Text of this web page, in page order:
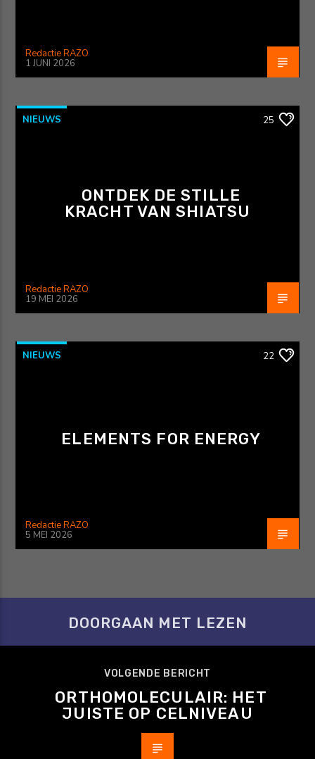
Redactie RAZO
1 JUNI 2026
NIEUWS 25
ONTDEK DE STILLE
KRACHT VAN SHIATSU
Redactie RAZO
19 MEI 2026
NIEUWS 22
ELEMENTS FOR ENERGY
Redactie RAZO
5 MEI 2026
DOORGAAN MET LEZEN
VOLGENDE BERICHT
ORTHOMOLECULAIR: HET
JUISTE OP CELNIVEAU